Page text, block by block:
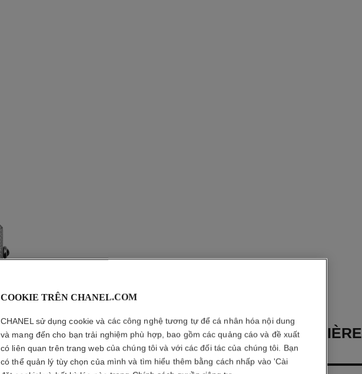
ĐỒNG HỒ PREMIÈRE
RIBBON
COOKIE TRÊN CHANEL.COM
CHANEL sử dụng cookie và các công nghệ tương tự để cá nhân hóa nội dung
và mang đến cho bạn trải nghiệm phù hợp, bao gồm các quảng cáo và đề xuất
có liên quan trên trang web của chúng tôi và với các đối tác của chúng tôi. Bạn
có thể quản lý tùy chọn của mình và tìm hiểu thêm bằng cách nhấp vào 'Cài